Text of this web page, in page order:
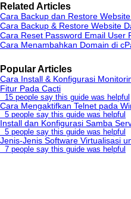
Related Articles
Cara Backup dan Restore
Cara Backup & Restore Website
Cara Reset Password Email User
Cara Menambahkan Domain di
Popular Articles
Cara Install & Konfigurasi
Fitur Pada Cacti
15 people say this guide was helpful
Cara Mengaktifkan Telnet pada
5 people say this guide was helpful
Install dan Konfigurasi Samba
5 people say this guide was helpful
Jenis-Jenis Software Virtualisasi
7 people say this guide was helpful